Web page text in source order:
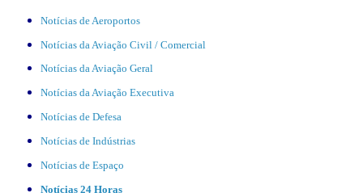
Notícias de Aeroportos
Notícias da Aviação Civil / Comercial
Notícias da Aviação Geral
Notícias da Aviação Executiva
Notícias de Defesa
Notícias de Indústrias
Notícias de Espaço
Notícias 24 Horas